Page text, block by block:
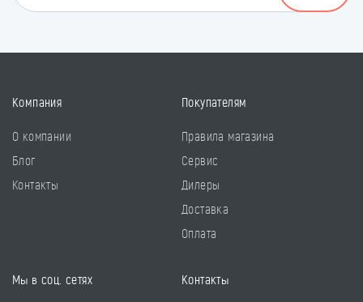
Компания
О компании
Блог
Контакты
Покупателям
Правила магазина
Сервис
Дилеры
Доставка
Оплата
Мы в соц. сетях Контакты